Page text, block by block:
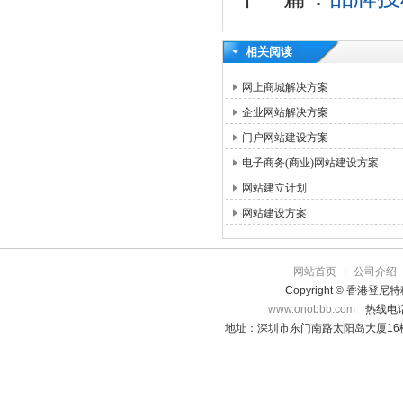
相关阅读
网上商城解决方案
企业网站解决方案
门户网站建设方案
电子商务(商业)网站建设方案
网站建立计划
网站建设方案
网站首页
公司介绍
Copyright © 香港登尼特
www.onobbb.com
热线电
地址：深圳市东门南路太阳岛大厦